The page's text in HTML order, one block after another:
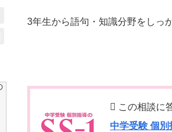
3年生から語句・知識分野をしっ
この相談に
中学受験 個